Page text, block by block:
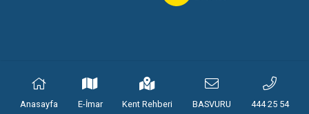
Anasayfa E-İmar Kent Rehberi BASVURU 444 25 54